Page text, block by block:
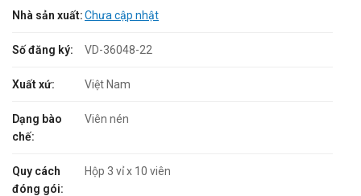
Nhà sản xuất:Chưa cập nhật
Số đăng ký: VD-36048-22
Xuất xứ: Việt Nam
Dạng bào
chế:
Viên nén
Quy cách
đóng gói:
Hộp 3 vỉ x 10 viên